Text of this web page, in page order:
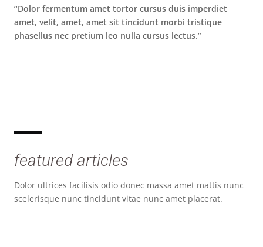
“Dolor fermentum amet tortor cursus duis imperdiet
amet, velit, amet, amet sit tincidunt morbi tristique
phasellus nec pretium leo nulla cursus lectus.”
featured articles
Dolor ultrices facilisis odio donec massa amet mattis nunc
scelerisque nunc tincidunt vitae nunc amet placerat.